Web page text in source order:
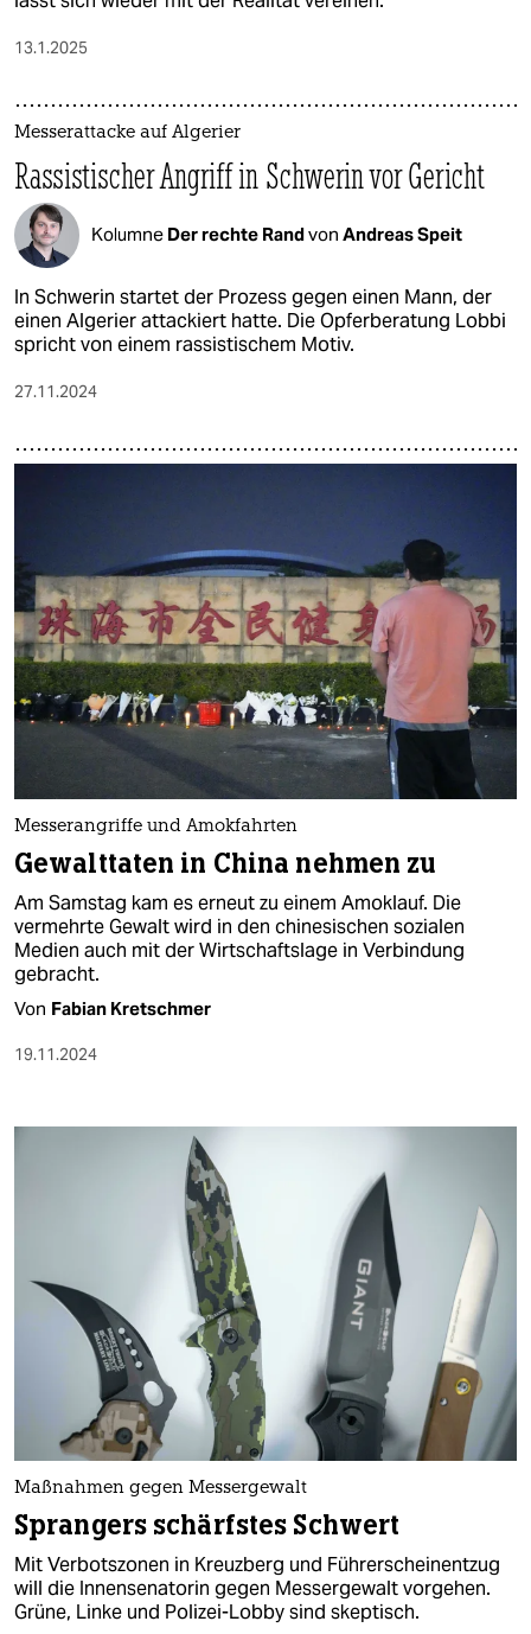
13.1.2025
Messerattacke auf Algerier
Rassistischer Angriff in Schwerin vor Gericht
Kolumne Der rechte Randvon Andreas Speit
In Schwerin startet der Prozess gegen einen Mann, der
einen Algerier attackiert hatte. Die Opferberatung Lobbi
spricht von einem rassistischem Motiv.
27.11.2024
Messerangriffe und Amokfahrten
Gewalttaten in China nehmen zu
Am Samstag kam es erneut zu einem Amoklauf. Die
vermehrte Gewalt wird in den chinesischen sozialen
Medien auch mit der Wirtschaftslage in Verbindung
gebracht.
Von Fabian Kretschmer
19.11.2024
Maßnahmen gegen Messergewalt
Sprangers schärfstes Schwert
Mit Verbotszonen in Kreuzberg und Führerscheinentzug
will die Innensenatorin gegen Messergewalt vorgehen.
Grüne, Linke und Polizei-Lobby sind skeptisch.